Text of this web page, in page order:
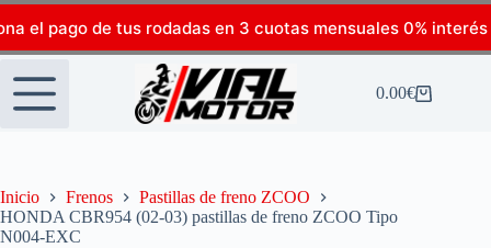
el pago de tus rodadas en 3 cuotas mensuales 0% interés
0.00€
Inicio Frenos
Pastillas de freno ZCOO
HONDA CBR954 (02-03) pastillas de freno ZCOO Tipo
N004-EXC